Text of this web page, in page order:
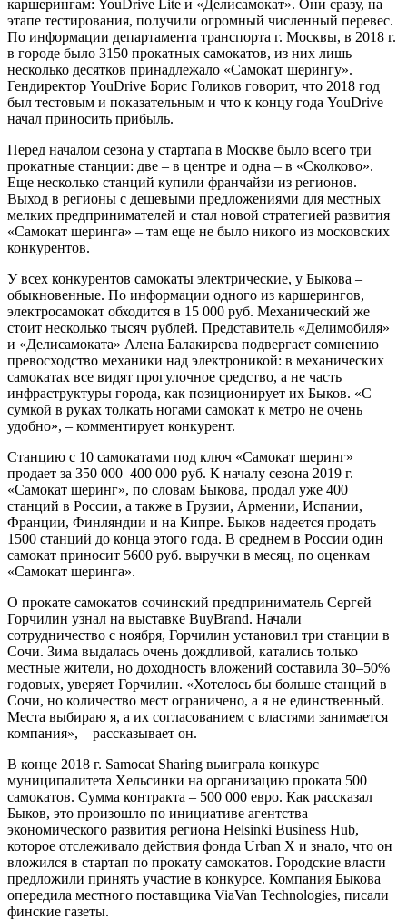
каршерингам: YouDrive Lite и «Делисамокат». Они сразу, на
этапе тестирования, получили огромный численный перевес.
По информации департамента транспорта г. Москвы, в 2018 г.
в городе было 3150 прокатных самокатов, из них лишь
несколько десятков принадлежало «Самокат шерингу».
Гендиректор YouDrive Борис Голиков говорит, что 2018 год
был тестовым и показательным и что к концу года YouDrive
начал приносить прибыль.
Перед началом сезона у стартапа в Москве было всего три
прокатные станции: две – в центре и одна – в «Сколково».
Еще несколько станций купили франчайзи из регионов.
Выход в регионы с дешевыми предложениями для местных
мелких предпринимателей и стал новой стратегией развития
«Самокат шеринга» – там еще не было никого из московских
конкурентов.
У всех конкурентов самокаты электрические, у Быкова –
обыкновенные. По информации одного из каршерингов,
электросамокат обходится в 15 000 руб. Механический же
стоит несколько тысяч рублей. Представитель «Делимобиля»
и «Делисамоката» Алена Балакирева подвергает сомнению
превосходство механики над электроникой: в механических
самокатах все видят прогулочное средство, а не часть
инфраструктуры города, как позиционирует их Быков. «С
сумкой в руках толкать ногами самокат к метро не очень
удобно», – комментирует конкурент.
Станцию с 10 самокатами под ключ «Самокат шеринг»
продает за 350 000–400 000 руб. К началу сезона 2019 г.
«Самокат шеринг», по словам Быкова, продал уже 400
станций в России, а также в Грузии, Армении, Испании,
Франции, Финляндии и на Кипре. Быков надеется продать
1500 станций до конца этого года. В среднем в России один
самокат приносит 5600 руб. выручки в месяц, по оценкам
«Самокат шеринга».
О прокате самокатов сочинский предприниматель Сергей
Горчилин узнал на выставке BuyBrand. Начали
сотрудничество с ноября, Горчилин установил три станции в
Сочи. Зима выдалась очень дождливой, катались только
местные жители, но доходность вложений составила 30–50%
годовых, уверяет Горчилин. «Хотелось бы больше станций в
Сочи, но количество мест ограничено, а я не единственный.
Места выбираю я, а их согласованием с властями занимается
компания», – рассказывает он.
В конце 2018 г. Samocat Sharing выиграла конкурс
муниципалитета Хельсинки на организацию проката 500
самокатов. Сумма контракта – 500 000 евро. Как рассказал
Быков, это произошло по инициативе агентства
экономического развития региона Helsinki Business Hub,
которое отслеживало действия фонда Urban X и знало, что он
вложился в стартап по прокату самокатов. Городские власти
предложили принять участие в конкурсе. Компания Быкова
опередила местного поставщика ViaVan Technologies, писали
финские газеты.